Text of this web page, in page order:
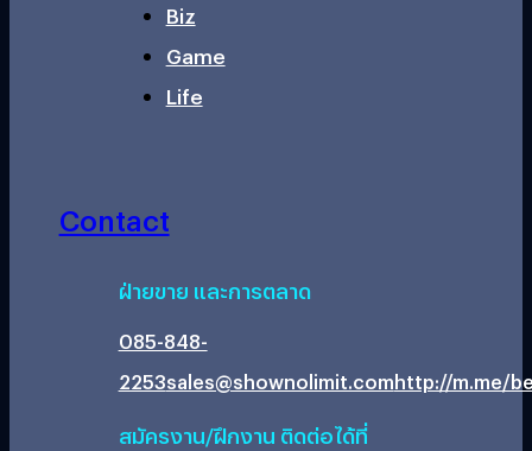
Biz
Game
Life
Contact
ฝ่ายขาย และการตลาด
085-848-
2253sales@shownolimit.comhttp://m.me/
สมัครงาน/ฝึกงาน ติดต่อได้ที่